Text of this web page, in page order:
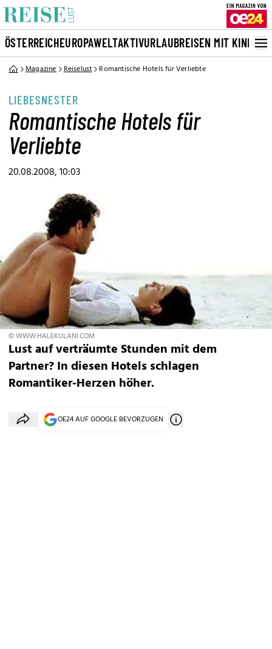
ÖSTERREICHEUROPAWELTAKTIVURLAUBREISEN MIT KINDERN
Magazine Reiselust Romantische Hotels für Verliebte
LIEBESNESTER
Romantische Hotels für
Verliebte
20.08.2008, 10:03
© WWW.HALEKULANI.COM
Lust auf verträumte Stunden mit dem
Partner? In diesen Hotels schlagen
Romantiker-Herzen höher.
OE24 AUF GOOGLE BEVORZUGEN